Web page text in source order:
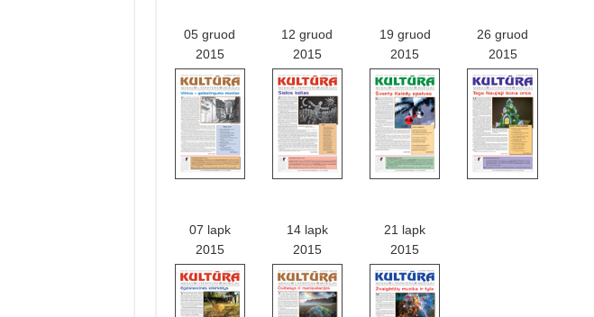
05 gruod
2015
12 gruod
2015
19 gruod
2015
26 gruod
2015
07 lapk
2015
14 lapk
2015
21 lapk
2015